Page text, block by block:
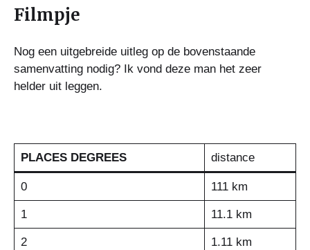
Filmpje
Nog een uitgebreide uitleg op de bovenstaande
samenvatting nodig? Ik vond deze man het zeer
helder uit leggen.
PLACES DEGREES distance
0 111 km
1 11.1 km
2 1.11 km